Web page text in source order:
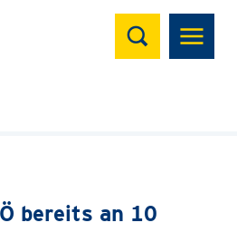
Suchen
bereits an 10